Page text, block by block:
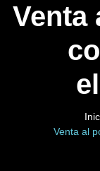
Venta
Venta al